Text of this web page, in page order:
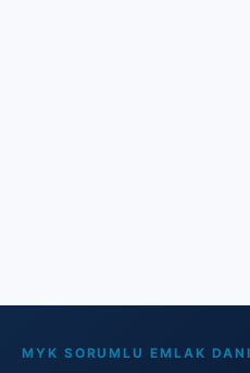
MYK SORUMLU EMLAK